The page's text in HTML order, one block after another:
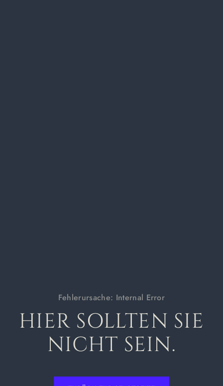
Fehlerursache: Internal Error
HIER SOLLTEN SIE
NICHT SEIN.